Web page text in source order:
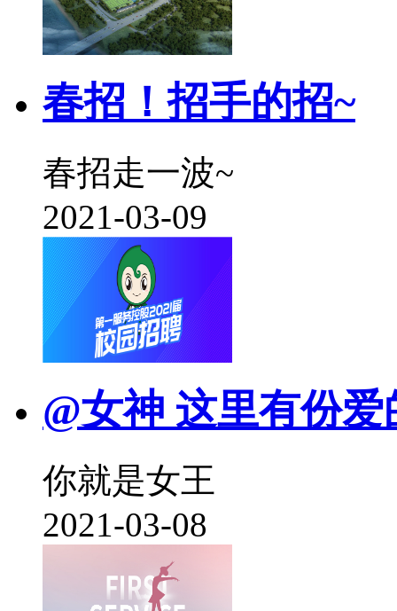
春招！招手的招~
春招走一波~
2021-03-09
@女神 这里有份爱
你就是女王
2021-03-08